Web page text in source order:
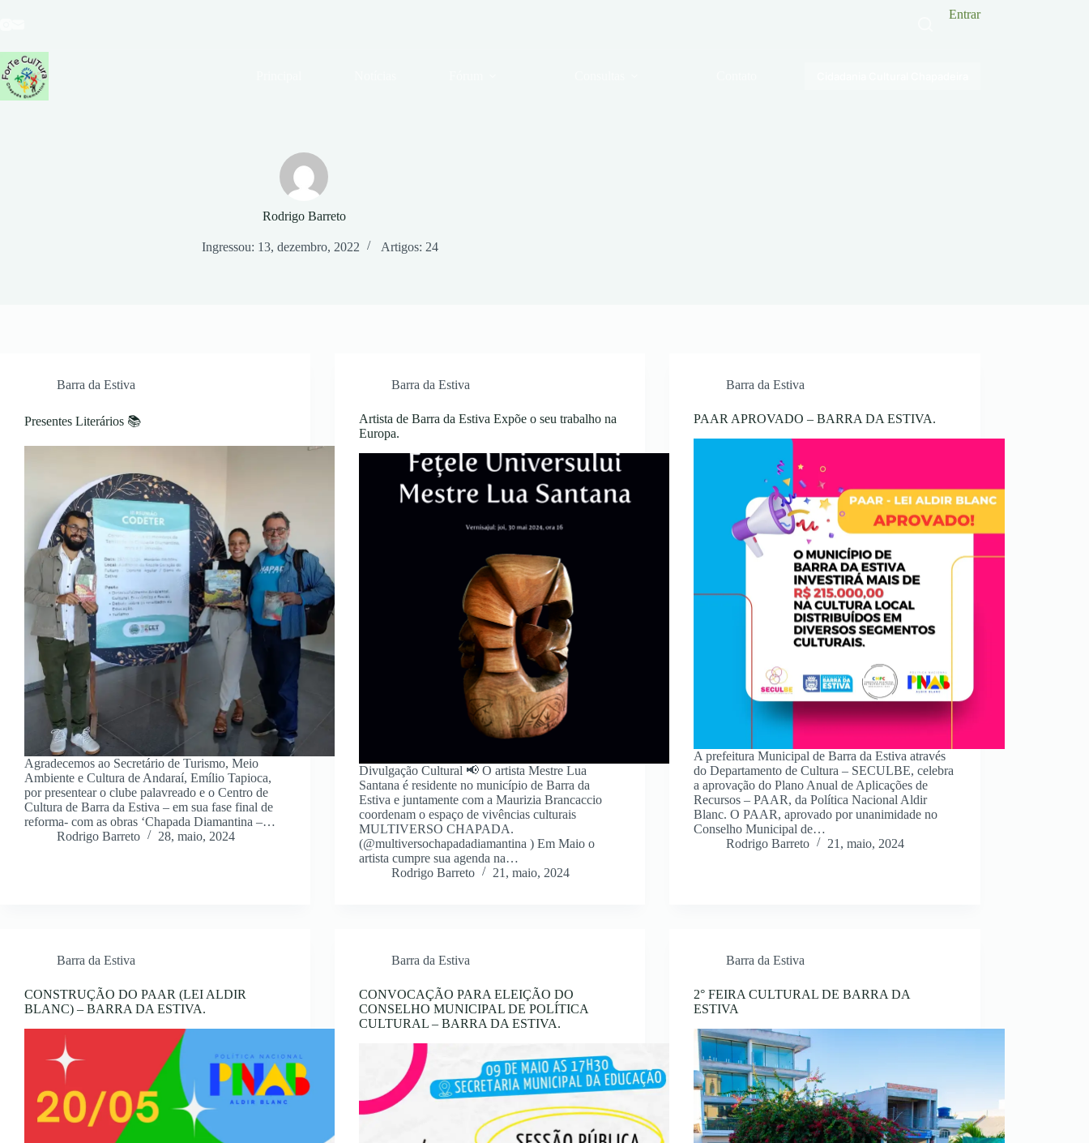
conteúdo
Entrar
Rodrigo Barreto
Ingressou: 13, dezembro, 2022 Artigos: 24
Barra da Estiva
Presentes Literários 📚
Agradecemos ao Secretário de Turismo, Meio
Ambiente e Cultura de Andaraí, Emílio Tapioca,
por presentear o clube palavreado e o Centro de
Cultura de Barra da Estiva – em sua fase final de
reforma- com as obras ‘Chapada Diamantina –…
Rodrigo Barreto
28, maio, 2024
Barra da Estiva
Artista de Barra da Estiva Expõe o seu trabalho na
Europa.
Divulgação Cultural 📢 O artista Mestre Lua
Santana é residente no município de Barra da
Estiva e juntamente com a Maurizia Brancaccio
coordenam o espaço de vivências culturais
MULTIVERSO CHAPADA.
(@multiversochapadadiamantina ) Em Maio o
artista cumpre sua agenda na…
Rodrigo Barreto
21, maio, 2024
Barra da Estiva
PAAR APROVADO – BARRA DA ESTIVA.
A prefeitura Municipal de Barra da Estiva através
do Departamento de Cultura – SECULBE, celebra
a aprovação do Plano Anual de Aplicações de
Recursos – PAAR, da Política Nacional Aldir
Blanc. O PAAR, aprovado por unanimidade no
Conselho Municipal de…
Rodrigo Barreto
21, maio, 2024
Barra da Estiva
CONSTRUÇÃO DO PAAR (LEI ALDIR
BLANC) – BARRA DA ESTIVA.
Barra da Estiva
CONVOCAÇÃO PARA ELEIÇÃO DO
CONSELHO MUNICIPAL DE POLÍTICA
CULTURAL – BARRA DA ESTIVA.
Barra da Estiva
2° FEIRA CULTURAL DE BARRA DA
ESTIVA